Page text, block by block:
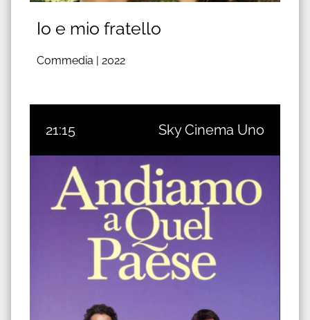
Io e mio fratello
Commedia | 2022
21:15 Sky Cinema Uno